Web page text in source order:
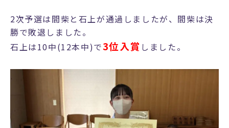
2次予選は間柴と石上が通過しましたが、間柴は決
勝で敗退しました。
石上は10中(12本中)で3位入賞 しました。